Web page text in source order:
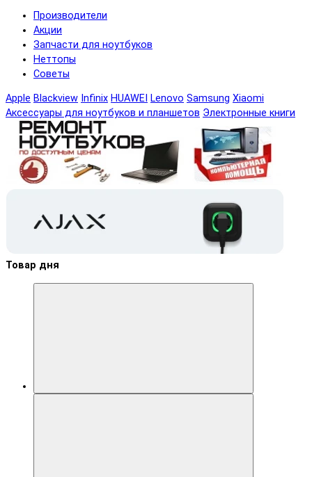
Производители
Акции
Запчасти для ноутбуков
Неттопы
Советы
Apple Blackview Infinix HUAWEI Lenovo Samsung Xiaomi
Аксессуары для ноутбуков и планшетов Электронные книги
Товар дня